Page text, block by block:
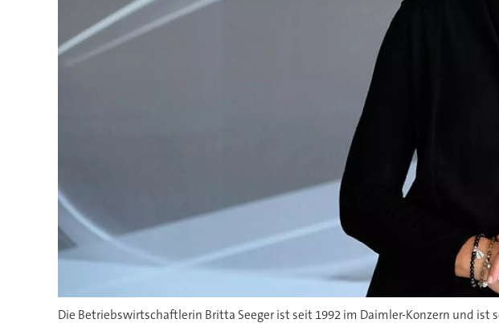
Die Betriebswirtschaftlerin Britta Seeger ist seit 1992 im Daimler-Konzern und ist